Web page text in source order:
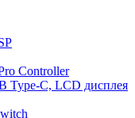
Controller
Type-C, LCD дисплея